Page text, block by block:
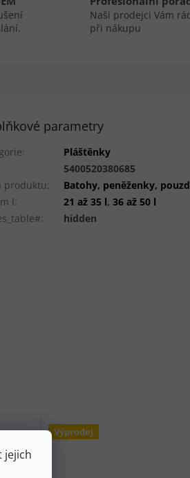
jejich
Naši prodejci Vám
při nákupu
parametry
:
Pláštěnky
5400520380685
produktu:
Batohy, peněženky,
l: 21 až 35 l,36 až 50 l
: hidden
Výprodej